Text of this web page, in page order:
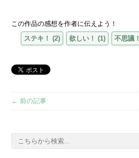
この作品の感想を作者に伝えよう！
ステキ！
(2) 欲しい！ (1) 不思議！
← 前の記事